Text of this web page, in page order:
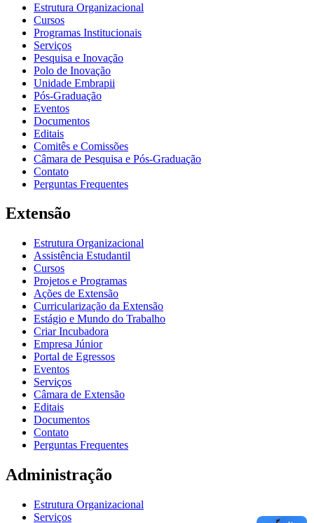
Estrutura Organizacional
Cursos
Programas Institucionais
Serviços
Pesquisa e Inovação
Polo de Inovação
Unidade Embrapii
Pós-Graduação
Eventos
Documentos
Editais
Comitês e Comissões
Câmara de Pesquisa e Pós-Graduação
Contato
Perguntas Frequentes
Extensão
Estrutura Organizacional
Assistência Estudantil
Cursos
Projetos e Programas
Ações de Extensão
Curricularização da Extensão
Estágio e Mundo do Trabalho
Criar Incubadora
Empresa Júnior
Portal de Egressos
Eventos
Serviços
Câmara de Extensão
Editais
Documentos
Contato
Perguntas Frequentes
Administração
Estrutura Organizacional
Serviços